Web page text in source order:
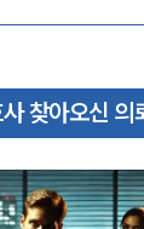
찾아오신 의